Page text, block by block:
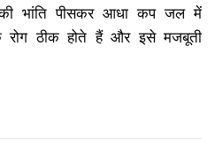
भांति पीसकर आधा कप जल में
रोग ठीक होते हैं और इसे मजबूती